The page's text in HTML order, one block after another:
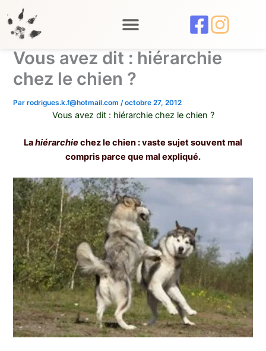
au
contenu
Vous avez dit : hiérarchie
chez le chien ?
Parrodrigues.k.f@hotmail.com/octobre 27, 2012
Vous avez dit : hiérarchie chez le chien ?
Lahiérarchiechez le chien : vaste sujet souvent mal
compris parce que mal expliqué.